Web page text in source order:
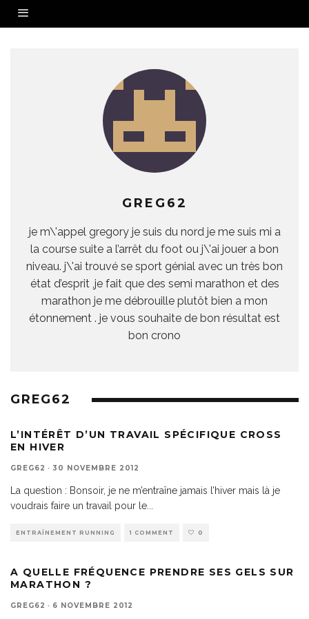
GREG62
je m\'appel gregory je suis du nord je me suis mi a
la course suite a l’arrêt du foot ou j\'ai jouer a bon
niveau. j\'ai trouvé se sport génial avec un très bon
état d’esprit ,je fait que des semi marathon et des
marathon je me débrouille plutôt bien a mon
étonnement . je vous souhaite de bon résultat est
bon crono
GREG62
L’INTÉRÊT D’UN TRAVAIL SPÉCIFIQUE CROSS
EN HIVER
GREG62 · 30 NOVEMBRE 2012
La question : Bonsoir, je ne m’entraîne jamais l’hiver mais là je
voudrais faire un travail pour le
ENTRAÎNEMENT RUNNING 1 COMMENT 0
A QUELLE FRÉQUENCE PRENDRE SES GELS SUR
MARATHON ?
GREG62 · 6 NOVEMBRE 2012